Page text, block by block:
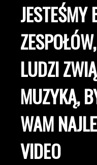
JESTEŚMY
LUDZI
MUZYKĄ,
WAM
VIDEO